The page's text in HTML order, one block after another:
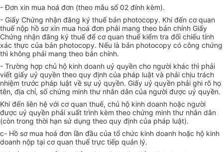
- Đơn xin mua hoá đơn (theo mẫu số 02 đính kèm).
- Giấy Chứng nhận đăng ký thuế bản photocopy. Khi đến cơ quan
thuế nộp hồ sơ xin mua hoá đơn phải mang theo bản chính Giấy
Chứng nhận đăng ký thuế để cơ quan thuế kiểm tra đối chiếu tính
xác thực của bản photocopy. Nếu là bản photocopy có công chứng
thì không phải mang theo bản chính.
- Trường hợp chủ hộ kinh doanh uỷ quyền cho người khác thì phải
viết giấy uỷ quyền theo quy định của pháp luật và phải chịu trách
nhiệm trước pháp luật về sự uỷ quyền. Giấy uỷ quyền phải ghi rõ họ
tên, địa chỉ, số chứng minh thư nhân dân của người được uỷ quyền.
Khi đến liên hệ với cơ quan thuế, chủ hộ kinh doanh hoặc người
được uỷ quyền phải xuất trình kèm theo chứng minh thư nhân dân
(còn trong thời hạn sử dụng theo quy định của pháp luật).
c- Hồ sơ mua hoá đơn lần đầu của tổ chức kinh doanh hoặc hộ kinh
doanh nộp tại cơ quan thuế trực tiếp quản lý.